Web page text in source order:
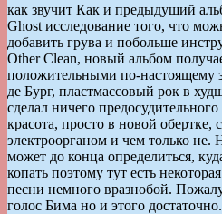
как звучит Как и предыдущий
Ghost исследование того, что
добавить грува и побольше
Other Clean, новый альбом
положительными по-настоящему
де Бург, пластмассовый рок в
сделал ничего
красота, просто в новой обертке,
электроорганом и чем только не.
может до конца определиться,
копать поэтому тут есть
песни немного вразнобой.
голос Бима но и этого достаточно.